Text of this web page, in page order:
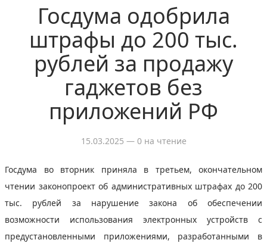
Госдума одобрила
штрафы до 200 тыс.
рублей за продажу
гаджетов без
приложений РФ
15.03.2025 — 0 на чтение
Госдума во вторник приняла в третьем, окончательном
чтении законопроект об административных штрафах до 200
тыс. рублей за нарушение закона об обеспечении
возможности использования электронных устройств с
предустановленными приложениями, разработанными в